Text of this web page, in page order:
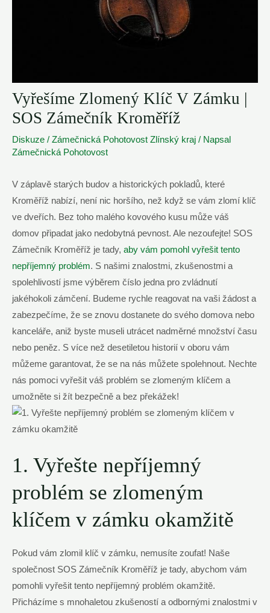
Vyřešíme Zlomený Klíč V Zámku |
SOS Zámečník Kroměříž
Diskuze / Zámečnická Pohotovost Zlínský kraj / Napsal
Zámečnická Pohotovost
V záplavě starých budov a historických pokladů, které
Kroměříž nabízí, není nic horšího, než když se vám zlomí klíč
ve dveřích. Bez toho malého kovového kusu může váš
domov připadat jako nedobytná pevnost. Ale nezoufejte! SOS
Zámečník Kroměříž je tady, aby vám pomohl vyřešit tento
nepříjemný problém. S našimi znalostmi, zkušenostmi a
spolehlivostí jsme výběrem číslo jedna pro zvládnutí
jakéhokoli zámčení. Budeme rychle reagovat na vaši žádost a
zabezpečíme, že se znovu dostanete do svého domova nebo
kanceláře, aniž byste museli utrácet nadměrné množství času
nebo peněz. S více než desetiletou historií v oboru vám
můžeme garantovat, že se na nás můžete spolehnout. Nechte
nás pomoci vyřešit váš problém se zlomeným klíčem a
umožněte si žít bezpečně a bez překážek!
1. Vyřešte nepříjemný
problém se zlomeným
klíčem v zámku okamžitě
Pokud vám zlomil klíč v zámku, nemusíte zoufat! Naše
společnost SOS Zámečník Kroměříž je tady, abychom vám
pomohli vyřešit tento nepříjemný problém okamžitě.
Přicházíme s mnohaletou zkušeností a odbornými znalostmi v